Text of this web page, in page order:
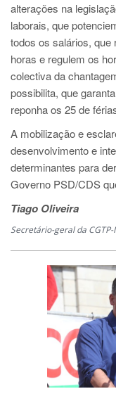
alterações na
laborais, que
todos os salários, que
horas e regulem os
colectiva da
possibilita, que
reponha os 25 de
A mobilização e
desenvolvimento e
determinantes para
Governo PSD/CDS
Tiago Oliveira
Secretário-geral da CGTP-